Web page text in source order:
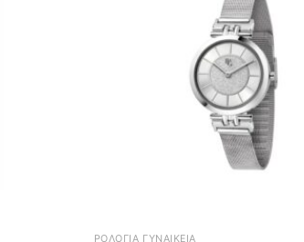
ΡΟΛΌΓΙΑ ΓΥΝΑΙΚΕΊΑ